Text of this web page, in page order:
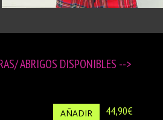
ABRIGOS DISPONIBLES -->
AÑADIR 44,90€